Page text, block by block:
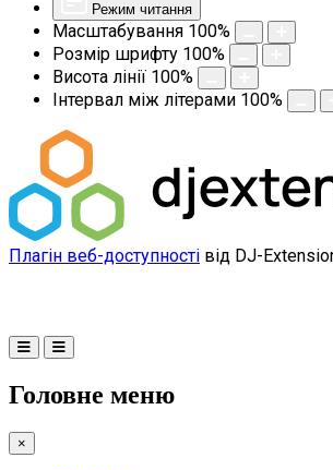
Режим читання
Масштабування 100%
Розмір шрифту 100%
Висота лінії 100%
Інтервал між літерами 100%
Плагін веб-доступності від DJ-
Головне меню
×